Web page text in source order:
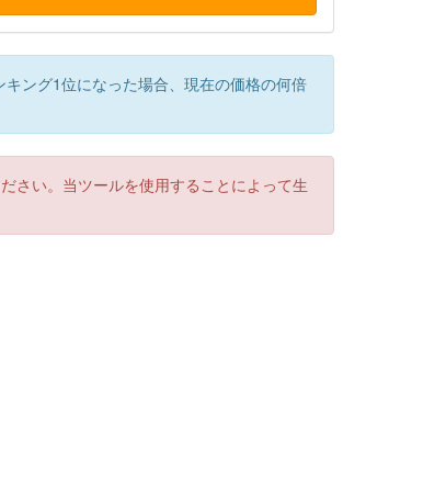
ング1位になった場合、現在の価格の何倍
さい。当ツールを使用することによって生